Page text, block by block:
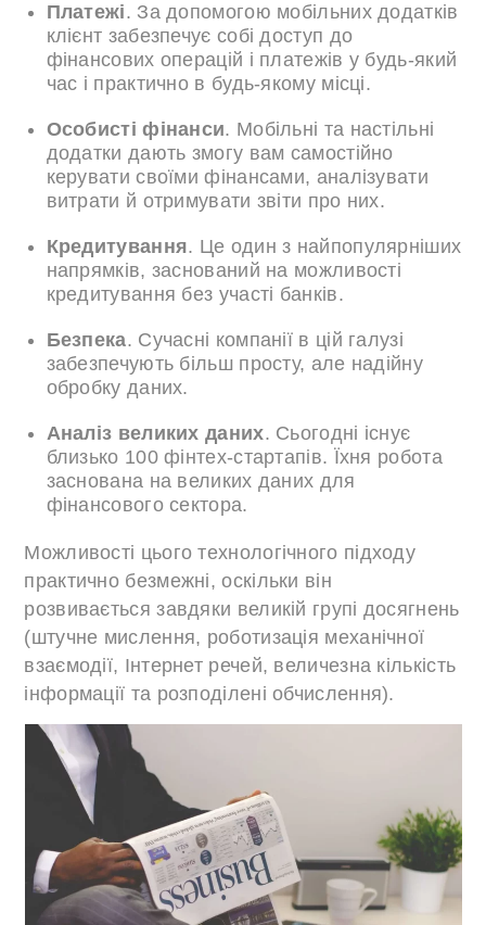
Платежі. За допомогою мобільних додатків
клієнт забезпечує собі доступ до
фінансових операцій і платежів у будь-який
час і практично в будь-якому місці.
Особисті фінанси. Мобільні та настільні
додатки дають змогу вам самостійно
керувати своїми фінансами, аналізувати
витрати й отримувати звіти про них.
Кредитування. Це один з найпопулярніших
напрямків, заснований на можливості
кредитування без участі банків.
Безпека. Сучасні компанії в цій галузі
забезпечують більш просту, але надійну
обробку даних.
Аналіз великих даних. Сьогодні існує
близько 100 фінтех-стартапів. Їхня робота
заснована на великих даних для
фінансового сектора.
Можливості цього технологічного підходу
практично безмежні, оскільки він
розвивається завдяки великій групі досягнень
(штучне мислення, роботизація механічної
взаємодії, Інтернет речей, величезна кількість
інформації та розподілені обчислення).